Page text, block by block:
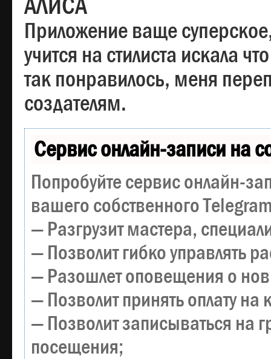
АЛИСА
Приложение ваще
учится на стилиста искала
так понравилось, меня
создателям.
Сервис онлайн-записи на
Попробуйте сервис онлайн-
вашего собственного
— Разгрузит мастера,
— Позволит гибко управлять
— Разошлет оповещения о
— Позволит принять оплату
— Позволит записываться на
посещения;